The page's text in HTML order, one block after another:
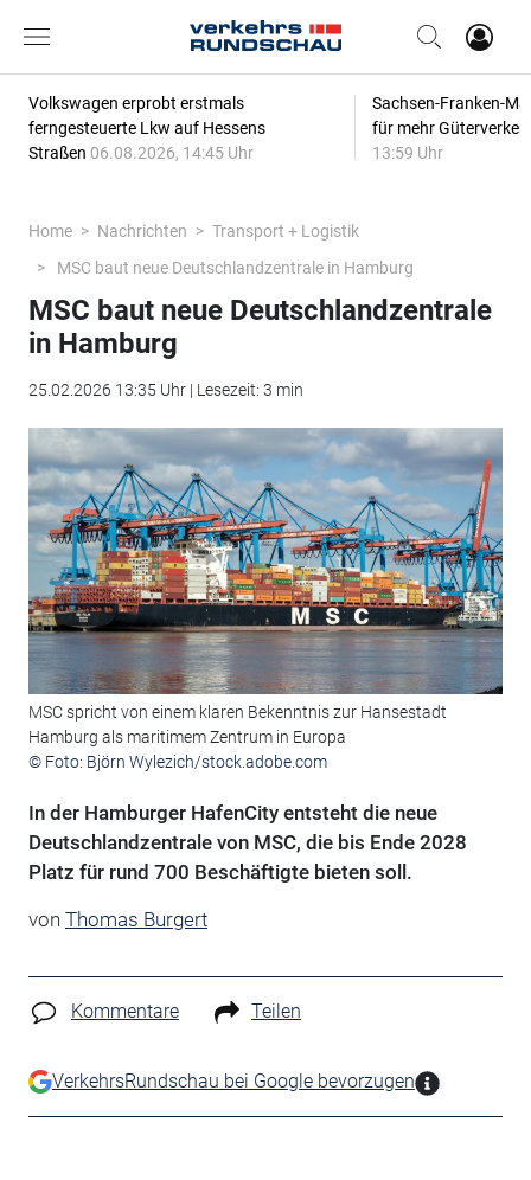
Volkswagen erprobt erstmals
ferngesteuerte Lkw auf Hessens
Straßen 06.08.2026, 14:45 Uhr
Sachsen-Franken-
für mehr
13:59 Uhr
Home Nachrichten
Transport + Logistik
MSC baut neue Deutschlandzentrale in Hamburg
MSC baut neue Deutschlandzentrale
in Hamburg
25.02.2026 13:35 Uhr | Lesezeit: 3 min
MSC spricht von einem klaren Bekenntnis zur Hansestadt
Hamburg als maritimem Zentrum in Europa
© Foto: Björn Wylezich/stock.adobe.com
In der Hamburger HafenCity entsteht die neue
Deutschlandzentrale von MSC, die bis Ende 2028
Platz für rund 700 Beschäftigte bieten soll.
von Thomas Burgert
Kommentare Teilen
VerkehrsRundschau bei Google bevorzugen